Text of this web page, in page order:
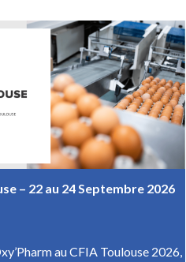
– 22 au 24 Septembre 2026
au CFIA Toulouse 2026,